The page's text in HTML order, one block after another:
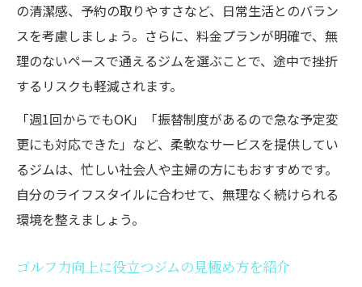
の清潔感、予約の取りやすさなど、日常生活とのバラン
スを考慮しましょう。さらに、料金プランが明確で、無
理のないペースで通えるジムを選ぶことで、途中で挫折
するリスクも軽減されます。
「週1回からでもOK」「振替制度があるので急な予定変
更にも対応できた」など、柔軟なサービスを提供してい
るジムは、忙しい社会人や主婦の方にもおすすめです。
自分のライフスタイルに合わせて、無理なく続けられる
環境を整えましょう。
ゴルフ力向上に役立つジムの見極め方を紹介